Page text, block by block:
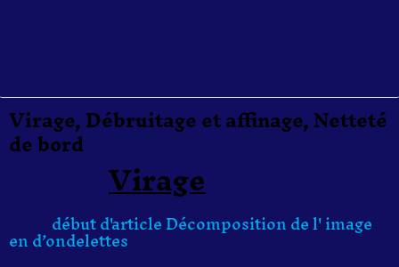
Virage, Débruitage et affinage, Netteté
de bord
Virage
début d'article Décomposition de l' image
en d’ondelettes